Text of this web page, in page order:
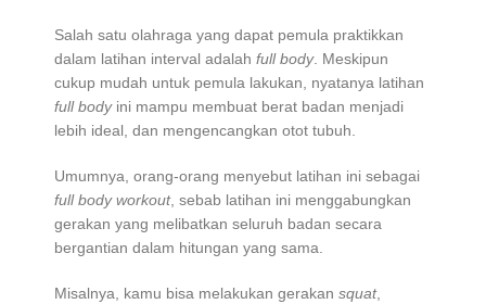
Salah satu olahraga yang dapat pemula praktikkan
dalam latihan interval adalah full body. Meskipun
cukup mudah untuk pemula lakukan, nyatanya latihan
full bodyini mampu membuat berat badan menjadi
lebih ideal, dan mengencangkan otot tubuh.
Umumnya, orang-orang menyebut latihan ini sebagai
full body workout, sebab latihan ini menggabungkan
gerakan yang melibatkan seluruh badan secara
bergantian dalam hitungan yang sama.
Misalnya, kamu bisa melakukan gerakan squat,